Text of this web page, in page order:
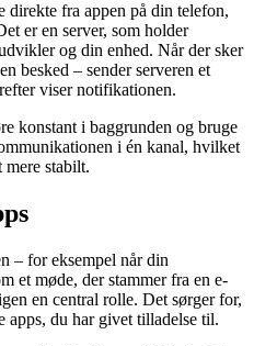
direkte fra appen på din telefon,
er en server, som holder
og din enhed. Når der sker
besked – sender serveren et
viser notifikationen.
konstant i baggrunden og bruge
i én kanal, hvilket
mere stabilt.
– for eksempel når din
et møde, der stammer fra en e-
en central rolle. Det sørger for,
apps, du har givet tilladelse til.